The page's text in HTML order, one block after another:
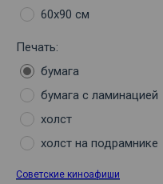
60х90 см
Печать:
бумага
бумага с ламинацией
холст
холст на подрамнике
Советские киноафиши